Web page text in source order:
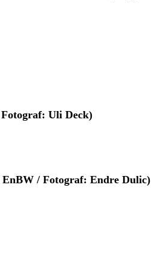
Uli Deck)
EnBW / Fotograf: Endre Dulic)